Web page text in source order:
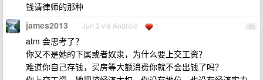
钱请律师的那种
93
james2013 Jun 3 via Android 1
atm 会思考了？
你又不是她的下属或者奴隶，为什么要上交工资？
难道你自己存钱，买房等大额消费你就不会出钱了吗？